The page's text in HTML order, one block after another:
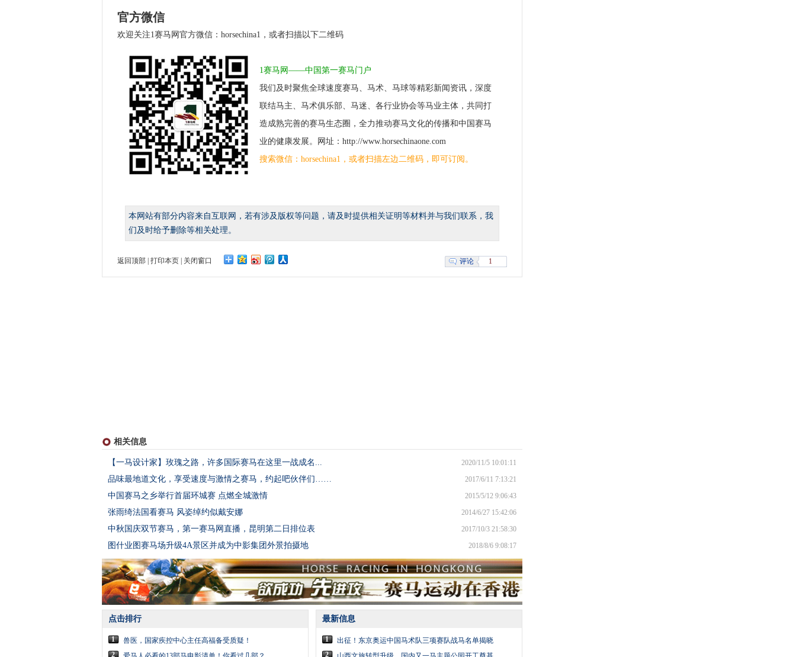
官方微信
欢迎关注1赛马网官方微信：horsechina1，或者扫描以下二维码
1赛马网——中国第一赛马门户
我们及时聚焦全球速度赛马、马术、马球等精彩新闻资讯，深度
联结马主、马术俱乐部、马迷、各行业协会等马业主体，共同打
造成熟完善的赛马生态圈，全力推动赛马文化的传播和中国赛马
业的健康发展。网址：http://www.horsechinaone.com
搜索微信：horsechina1，或者扫描左边二维码，即可订阅。
本网站有部分内容来自互联网，若有涉及版权等问题，请及时提供相关证明等材料并与我们联系，我
们及时给予删除等相关处理。
返回顶部 | 打印本页 | 关闭窗口 评论 1
相关信息
【一马设计家】玫瑰之路，许多国际赛马在这里一战成名... 2020/11/5 10:01:11
品味最地道文化，享受速度与激情之赛马，约起吧伙伴们…… 2017/6/11 7:13:21
中国赛马之乡举行首届环城赛 点燃全城激情 2015/5/12 9:06:43
张雨绮法国看赛马 风姿绰约似戴安娜 2014/6/27 15:42:06
中秋国庆双节赛马，第一赛马网直播，昆明第二日排位表 2017/10/3 21:58:30
图什业图赛马场升级4A景区并成为中影集团外景拍摄地 2018/8/6 9:08:17
点击排行
1
兽医，国家疾控中心主任高福备受质疑！
2
最新信息
1
出征！东京奥运中国马术队三项赛队战马名单揭晓
2